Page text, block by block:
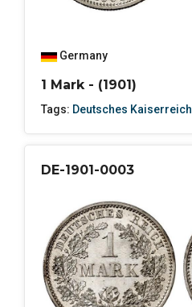
Germany
1 Mark - (1901)
Tags: Deutsches Kaiserreich
DE-1901-0003